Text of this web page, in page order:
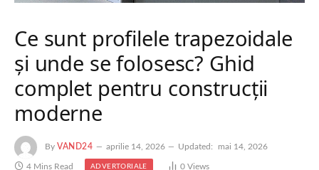
Ce sunt profilele trapezoidale
și unde se folosesc? Ghid
complet pentru construcții
moderne
By VAND24 aprilie 14, 2026 Updated: mai 14, 2026
4 Mins Read ADVERTORIALE 0 Views